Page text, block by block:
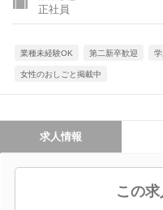
正社員
業種未経験OK 第二新卒歓迎
女性のおしごと掲載中
求人情報
この